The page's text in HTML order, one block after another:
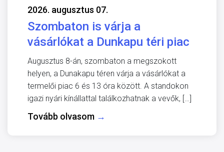
2026. augusztus 07.
Szombaton is várja a
vásárlókat a Dunkapu téri piac
Augusztus 8-án, szombaton a megszokott
helyen, a Dunakapu téren várja a vásárlókat a
termelői piac 6 és 13 óra között. A standokon
igazi nyári kínállattal találkozhatnak a vevők, […]
Tovább olvasom →